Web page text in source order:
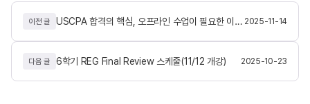
이전 글 USCPA 합격의 핵심, 오프라인 수업이 필요한 이유, 그리고 그 해답은 IP 과정에 있다 2025-11-14
다음 글 6학기 REG Final Review 스케줄(11/12 개강) 2025-10-23